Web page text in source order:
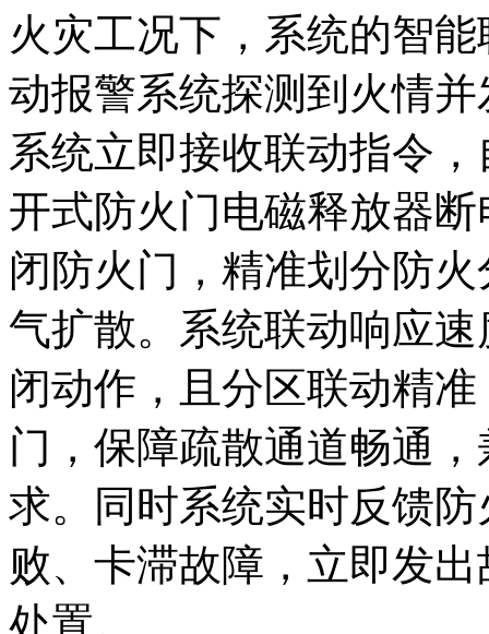
火灾工况下，系统的智
动报警系统探测到火情
系统立即接收联动指令
开式防火门电磁释放器
闭防火门，精准划分防
气扩散。系统联动响应
闭动作，且分区联动精
门，保障疏散通道畅通
求。同时系统实时反馈
败、卡滞故障，立即发
处置。